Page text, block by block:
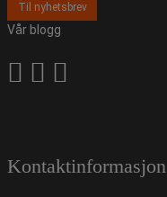
Til nyhetsbrev
Vår blogg
Kontaktinformasjon